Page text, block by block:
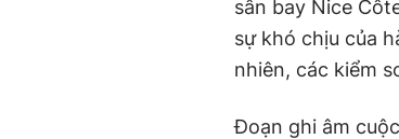
sân bay Nice
sự khó chịu của
nhiên, các kiểm
Đoạn ghi âm